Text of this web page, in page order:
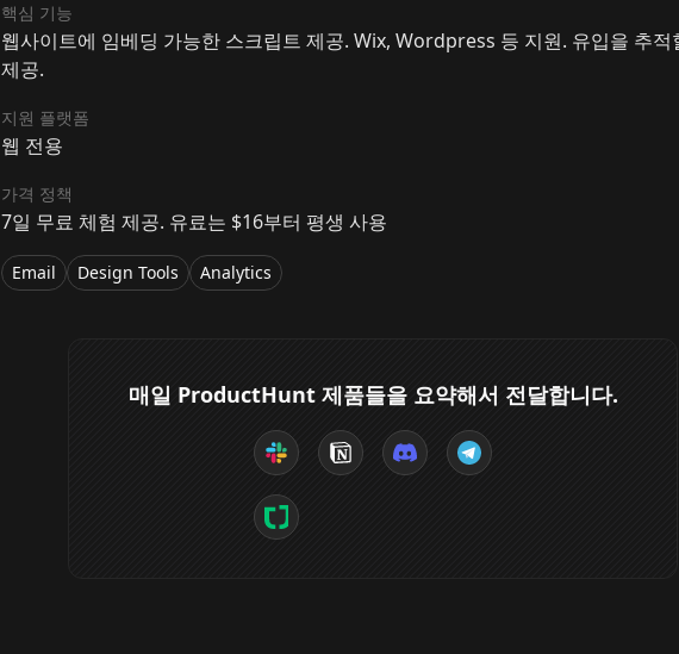
핵심 기능
웹사이트에 임베딩 가능한 스크립트 제공. Wix, Wordpress 등 지원. 유입을 추적
제공.
지원 플랫폼
웹 전용
가격 정책
7일 무료 체험 제공. 유료는 $16부터 평생 사용
Email Design Tools Analytics
매일 ProductHunt 제품들을 요약해서 전달합니다.